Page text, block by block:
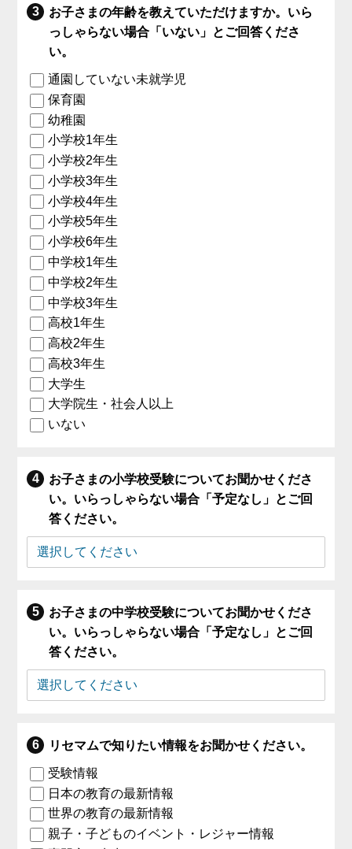
お子さまの年齢を教えていただけますか。いら
っしゃらない場合「いない」とご回答くださ
い。
通園していない未就学児
保育園
幼稚園
小学校1年生
小学校2年生
小学校3年生
小学校4年生
小学校5年生
小学校6年生
中学校1年生
中学校2年生
中学校3年生
高校1年生
高校2年生
高校3年生
大学生
大学院生・社会人以上
いない
お子さまの小学校受験についてお聞かせくださ
い。いらっしゃらない場合「予定なし」とご回
答ください。
お子さまの中学校受験についてお聞かせくださ
い。いらっしゃらない場合「予定なし」とご回
答ください。
リセマムで知りたい情報をお聞かせください。
受験情報
日本の教育の最新情報
世界の教育の最新情報
親子・子どものイベント・レジャー情報